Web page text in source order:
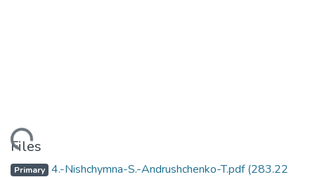
Files
Primary 4.-Nishchymna-S.-Andrushchenko-T.pdf(283.22